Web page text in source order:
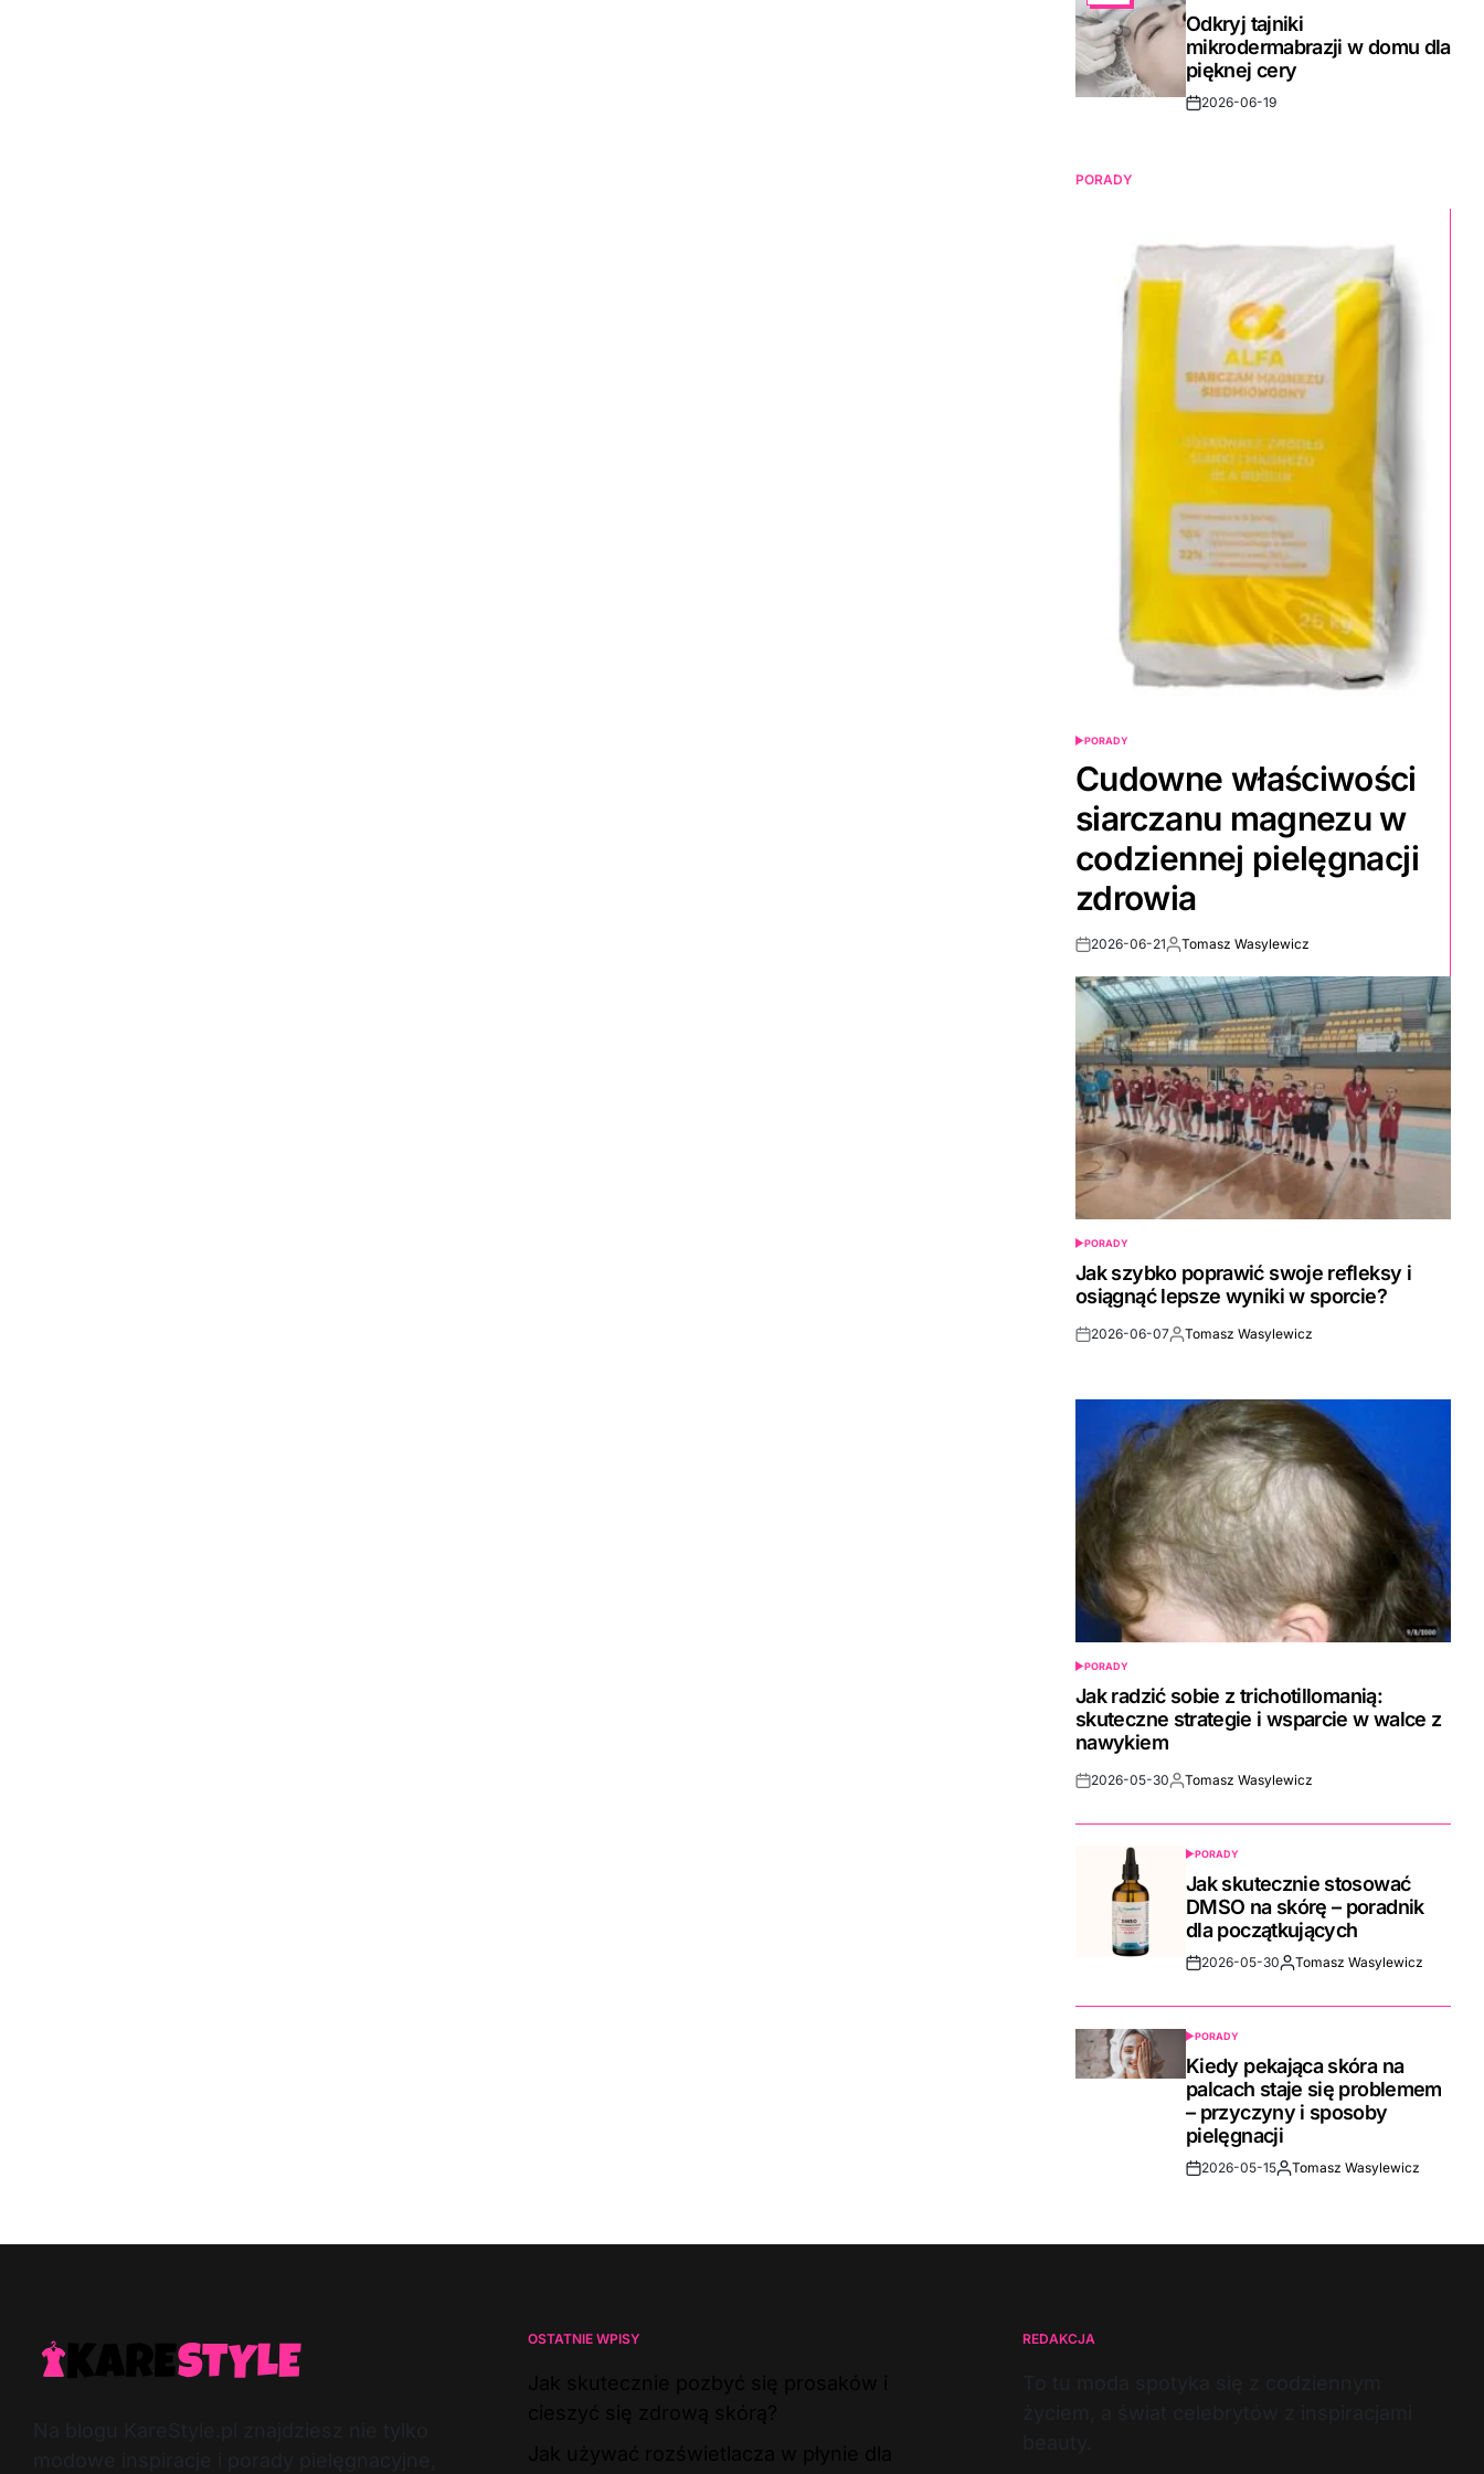
IN
Odkryj tajniki
mikrodermabrazji w domu dla
pięknej cery
Post2026-06-19
PORADY
POSTED
PORADY
Cudowne właściwości
siarczanu magnezu w
codziennej pielęgnacji
zdrowia
Post2026-06-21By:Tomasz Wasylewicz
POSTED
IN
PORADY
Jak szybko poprawić swoje refleksy i
osiągnąć lepsze wyniki w sporcie?
Post2026-06-07By:Tomasz Wasylewicz
POSTED
IN
PORADY
Jak radzić sobie z trichotillomanią:
skuteczne strategie i wsparcie w walce z
nawykiem
Post2026-05-30By:Tomasz Wasylewicz
POSTED
IN
PORADY
Jak skutecznie stosować
DMSO na skórę – poradnik
dla początkujących
Post2026-05-30By:Tomasz Wasylewicz
POSTED
IN
PORADY
Kiedy pekająca skóra na
palcach staje się problemem
– przyczyny i sposoby
pielęgnacji
Post2026-05-15By:Tomasz Wasylewicz
OSTATNIE WPISY REDAKCJA